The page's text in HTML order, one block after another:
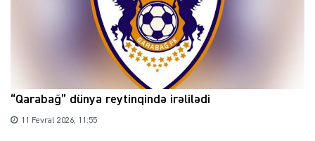
“Qarabağ” dünya reytinqində irəlilədi
11 Fevral 2026, 11:55